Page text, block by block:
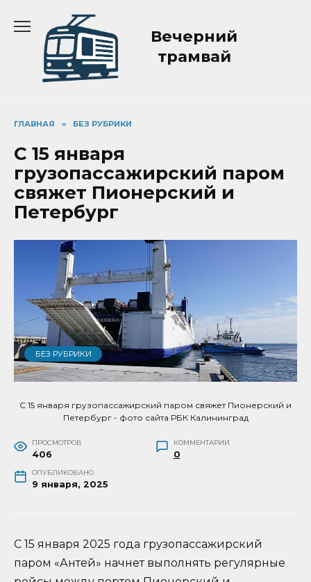
содержанию
Вечерний
трамвай
ГЛАВНАЯ » БЕЗ РУБРИКИ
С 15 января
грузопассажирский паром
свяжет Пионерский и
Петербург
БЕЗ РУБРИКИ
С 15 января грузопассажирский паром свяжет Пионерский и
Петербург - фото сайта РБК Калининград
ПРОСМОТРОВ
406
КОММЕНТАРИИ
0
ОПУБЛИКОВАНО
9 января, 2025
С 15 января 2025 года грузопассажирский
паром «Антей» начнет выполнять регулярные